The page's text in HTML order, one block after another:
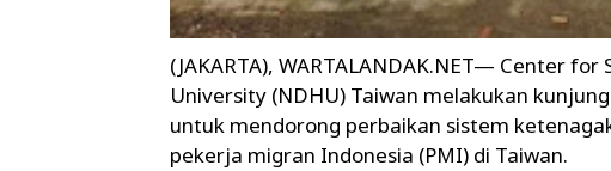
(JAKARTA), WARTALANDAK.NET— Center
University (NDHU) Taiwan melakukan
untuk mendorong perbaikan sistem
pekerja migran Indonesia (PMI) di Taiwan.